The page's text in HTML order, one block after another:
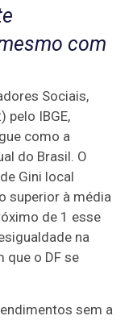
com
Sociais,
pelo IBGE,
como a
do Brasil. O
Gini local
superior à média
de 1 esse
na
que o DF se
sem a